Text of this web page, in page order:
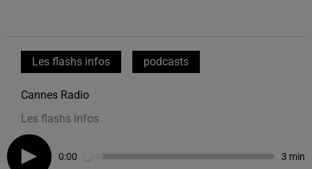
Les flashs infos podcasts
Cannes Radio
Les flashs infos
0:00 3 min